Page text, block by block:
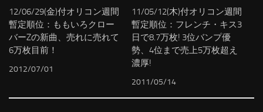
12/06/29(金)付オリコン週間
暫定順位：ももいろクロー
バーZの新曲、売れに売れて
6万枚目前！
2012/07/01
11/05/12(木)付オリコン週間
暫定順位：フレンチ・キス3
日で8.7万枚! 3位バンプ優
勢、4位まで売上5万枚超え
濃厚!
2011/05/14